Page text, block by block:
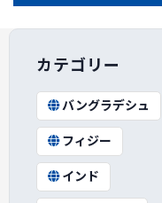
カテゴリー
バングラデシュ
フィジー
インド